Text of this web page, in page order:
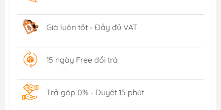
Giá luôn tốt - Đầy đủ VAT
15 ngày Free đổi trả
Trả góp 0% - Duyệt 15 phút